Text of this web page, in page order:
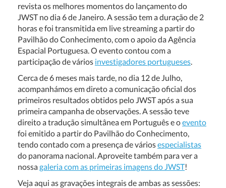
revista os melhores momentos do lançamento do
JWST no dia 6 de Janeiro. A sessão tem a duração de 2
horas e foi transmitida em live streaming a partir do
Pavilhão do Conhecimento, com o apoio da Agência
Espacial Portuguesa. O evento contou com a
participação de vários investigadores portugueses.
Cerca de 6 meses mais tarde, no dia 12 de Julho,
acompanhámos em direto a comunicação oficial dos
primeiros resultados obtidos pelo JWST após a sua
primeira campanha de observações. A sessão teve
direito a tradução simultânea em Português e oevento
foi emitido a partir do Pavilhão do Conhecimento,
tendo contado com a presença de váriosespecialistas
do panorama nacional.Aproveite também para ver a
nossa galeria com as primeiras imagens do JWST!
Veja aqui as gravações integrais de ambas as sessões: